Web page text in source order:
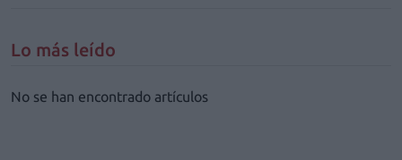
Lo más leído
No se han encontrado artículos